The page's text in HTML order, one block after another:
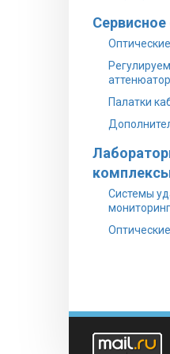
Палатки
Системы